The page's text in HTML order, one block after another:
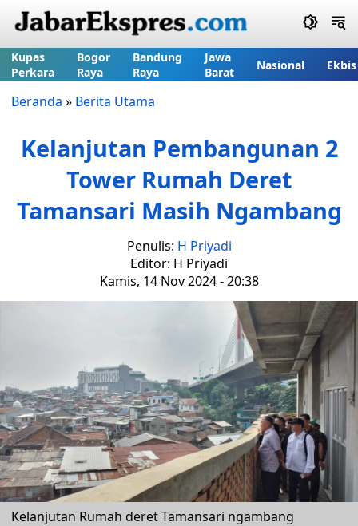
Kupas
Perkara
Bogor
Raya
Bandung
Raya
Jawa
Barat
Nasional Ekbis
Beranda » Berita Utama
Kelanjutan Pembangunan 2
Tower Rumah Deret
Tamansari Masih Ngambang
Penulis: H Priyadi
Editor: H Priyadi
Kamis, 14 Nov 2024 - 20:38
Kelanjutan Rumah deret Tamansari ngambang